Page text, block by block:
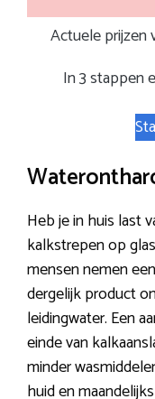
Actuele prijzen
In 3 stappen
Heb je in huis last
kalkstrepen op
mensen nemen
dergelijk product
leidingwater. Een
einde van
minder
huid en